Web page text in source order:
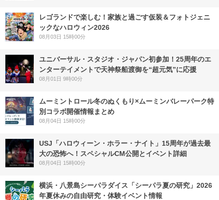
レゴランドで楽しむ！家族と過ごす仮装＆フォトジェニ
ックなハロウィン2026
08月03日 15時00分
ユニバーサル・スタジオ・ジャパン初参加！25周年のエ
ンターテイメントで天神祭船渡御を“超元気”に応援
08月01日 9時00分
ムーミントロール冬のぬくもり×ムーミンバレーパーク特
別コラボ開催情報まとめ
08月04日 15時00分
USJ「ハロウィーン・ホラー・ナイト」15周年が過去最
大の恐怖へ！スペシャルCM公開とイベント詳細
08月04日 15時00分
横浜・八景島シーパラダイス「シーパラ夏の研究」2026
年夏休みの自由研究・体験イベント情報